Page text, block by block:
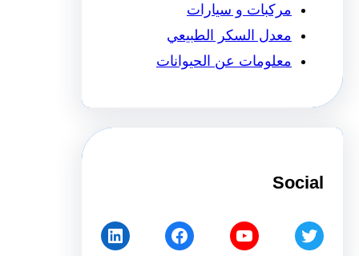
مركبات و سيارات
معدل السكر الطبيعي
معلومات عن الحيوانات
Social